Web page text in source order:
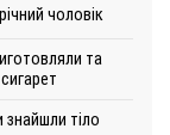
чоловік
та
знайшли тіло